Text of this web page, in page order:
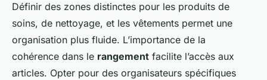
Définir des zones distinctes pour les produits de
soins, de nettoyage, et les vêtements permet une
organisation plus fluide. L’importance de la
cohérence dans le rangement facilite l’accès aux
articles. Opter pour des organisateurs spécifiques